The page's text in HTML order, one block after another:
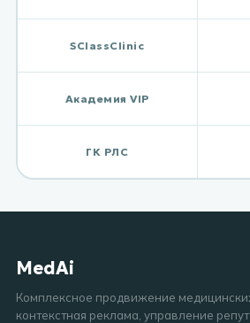
SClassClinic
Академия VIP
ГК РЛС
MedAi
Комплексное продвижение медицинских
контекстная реклама, управление